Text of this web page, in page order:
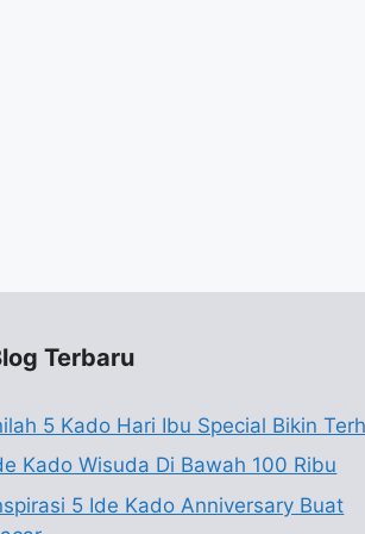
Terbaru
5 Kado Hari Ibu Special Bikin
Kado Wisuda Di Bawah 100 Ribu
5 Ide Kado Anniversary Buat